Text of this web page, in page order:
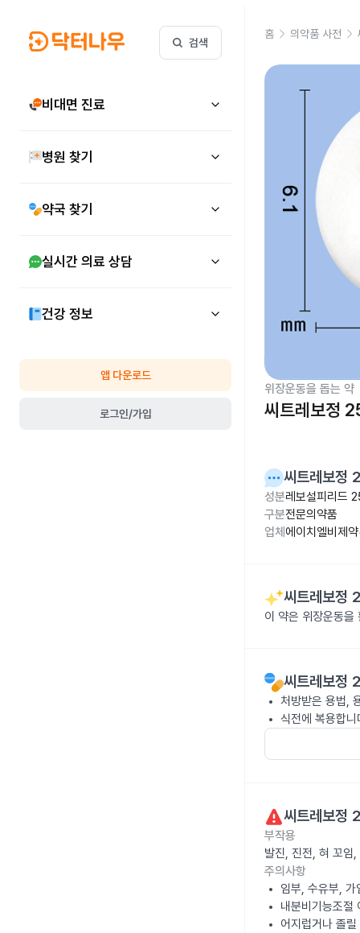
검색
비대면 진료
병원 찾기
약국 찾기
실시간 의료 상담
건강 정보
앱 다운로드
로그인/가입
홈 의약품 사전
위장운동을 돕는 약
씨트레보정
씨트레보정
성분레보설피리드
구분전문의약품
업체 에이치엘비제
씨트레보정
이 약은 위장운동을
씨트레보정
처방받은 용법,
식전에 복용합니
씨트레보정
부작용
발진, 진전, 혀 꼬임
주의사항
임부, 수유부, 가
내분비기능조절
어지럽거나 졸